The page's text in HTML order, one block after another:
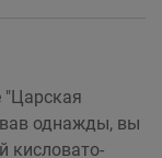
"Царская
однажды, вы
кисловато-